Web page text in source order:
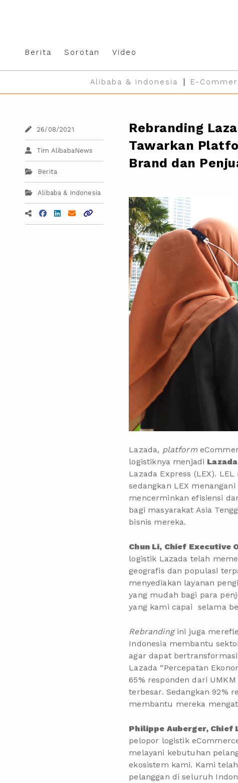
Berita Sorotan Video
Alibaba & Indonesia E-
26/08/2021
Tim AlibabaNews
Berita
Alibaba & Indonesia
Rebranding
Tawarkan
Brand dan
Lazada, platform
logistiknya menjadi
Lazada Express (LEX).
sedangkan LEX
mencerminkan efisiensi
bagi masyarakat Asia
bisnis mereka.
Chun Li, Chief Executive
logistik Lazada telah
geografis dan populasi
menyediakan layanan
yang mudah bagi para
yang kami capai selama
Rebrandingini juga
Indonesia membantu
agar dapat
Lazada “Percepatan
65% responden dari
terbesar. Sedangkan 92%
membantu mereka
Philippe Auberger,
pelopor logistik
melayani kebutuhan
ekosistem kami. Kami
pelanggan di seluruh